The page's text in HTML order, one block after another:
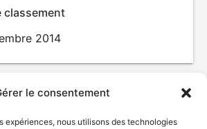
le consentement
expériences, nous utilisons des technologies
classement
2014